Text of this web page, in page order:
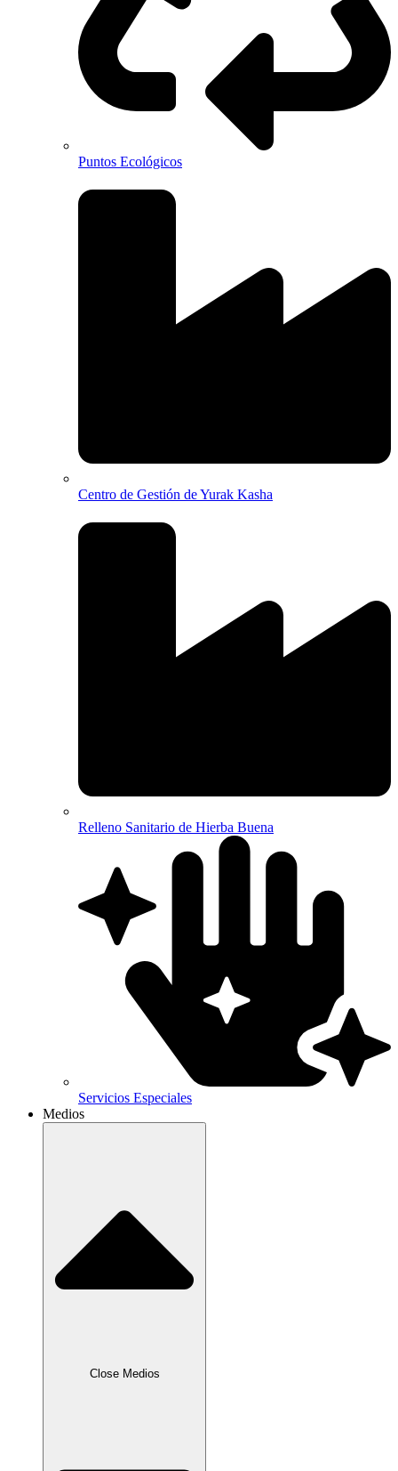
Puntos Ecológicos
Centro de Gestión de Yurak Kasha
Relleno Sanitario de Hierba Buena
Servicios Especiales
Medios
Close Medios